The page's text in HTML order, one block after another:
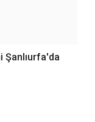
Şanlıurfa'da